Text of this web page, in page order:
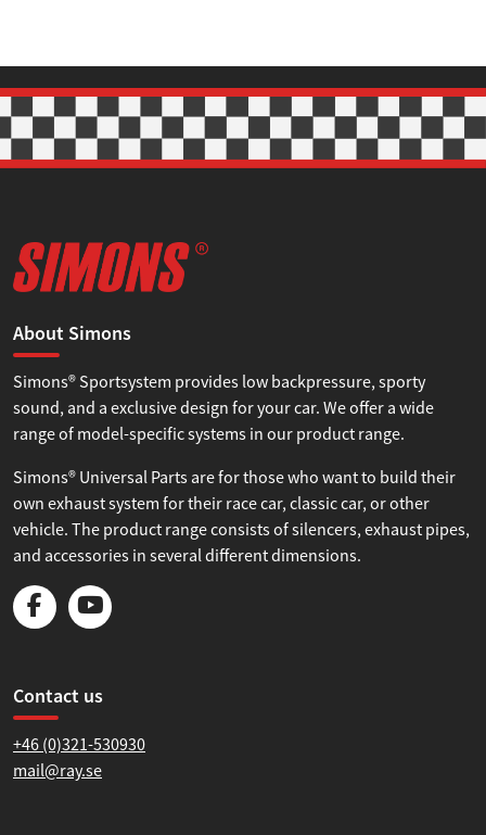
About Simons
Simons® Sportsystem provides low backpressure, sporty
sound, and a exclusive design for your car. We offer a wide
range of model-specific systems in our product range.
Simons® Universal Parts are for those who want to build their
own exhaust system for their race car, classic car, or other
vehicle. The product range consists of silencers, exhaust pipes,
and accessories in several different dimensions.
Contact us
+46 (0)321-530930
mail@ray.se